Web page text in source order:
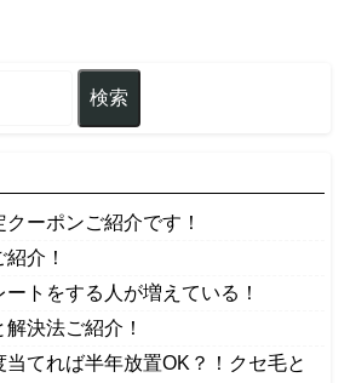
ーポンご紹介です！
介！
トをする人が増えている！
決法ご紹介！
てれば半年放置OK？！クセ毛と